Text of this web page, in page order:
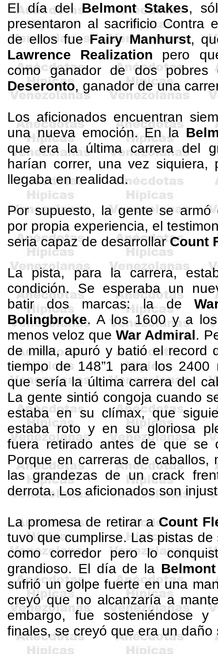
El día delBelmontStakes,
presentaron al sacrificio Contra
de ellos fueFairy Manhurst,
Lawrence Realization pero
como ganador de dos pobres
Deseronto, ganador de una
Los aficionados encuentran
una nueva emoción. Enla
que era la última carrera del
harían correr, una vez siquiera,
llegaba en realidad.
Por supuesto, la gente se armó
por propia experiencia, el
seria capaz de desarrollarCount
La pista, para la carrera,
condición. Se esperaba un
batir dos marcas: la de
Bolingbroke. A los 1600 y a
menos veloz queWar Admiral.
de milla, apuró y batió el record
tiempo de 148”1 para los2400
que sería la última carrera del
La gente sintió congoja cuando
estaba en su clímax, que
estaba roto y en su gloriosa
fuera retirado antes de que se
Porque en carreras de caballos,
las grandezas de un crack
derrota. Los aficionados son
La promesa de retirar aCount
tuvo que cumplirse. Las pistas
como corredor pero lo
grandioso. El día de la Belmont
sufrió un golpe fuerte en una
creyó que no alcanzaría a
embargo, fue sosteniéndose
finales, se creyó que era un daño